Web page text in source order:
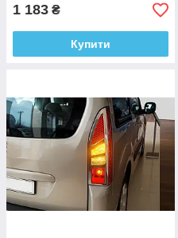
1 183 ₴
Купити